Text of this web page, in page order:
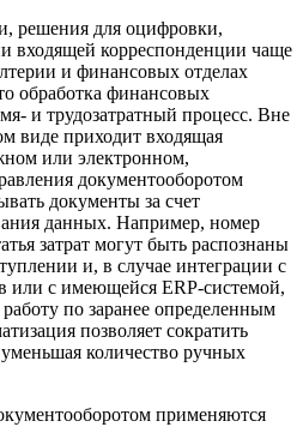
решения для оцифровки,
входящей корреспонденции чаще
и финансовых отделах
обработка финансовых
и трудозатратный процесс. Вне
виде приходит входящая
или электронном,
документооборотом
документы за счет
данных. Например, номер
затрат могут быть распознаны
и, в случае интеграции с
или с имеющейся ERP-системой,
по заранее определенным
позволяет сократить
количество ручных
применяются